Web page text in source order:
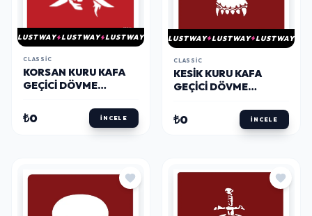
LUSTWAY LUSTWAY LUSTWAY
CLASSIC
KORSAN KURU KAFA
GEÇICI DÖVME
₺0 İNCELE
LUSTWAY LUSTWAY LUSTWAY
CLASSIC
KESIK KURU KAFA
GEÇICI DÖVME
₺0 İNCELE